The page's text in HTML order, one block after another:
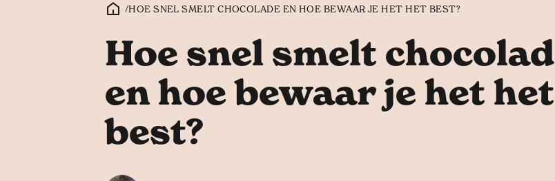
/HOE SNEL SMELT CHOCOLADE EN HOE BEWAAR JE HET HET BEST?
Hoe snel smelt
en hoe bewaar je het het
best?